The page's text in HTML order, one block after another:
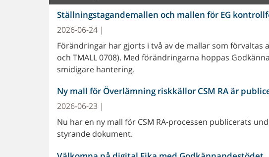
Ställningstagandemallen och mallen för EG
2026-06-24 |
Förändringar har gjorts i två av de mallar som förvaltas
och TMALL 0708). Med förändringarna hoppas
smidigare hantering.
Ny mall för Överlämning riskkällor CSM RA är
2026-06-23 |
Nu har en ny mall för CSM RA-processen publicerats
styrande dokument.